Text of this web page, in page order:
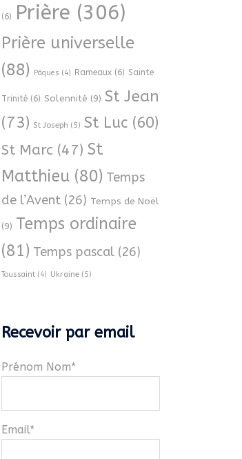
(6) Prière (306)
Prière universelle
(88)
Pâques (4) Rameaux(6) Sainte
Trinité(6) Solennité (9) St Jean
(73) St Joseph (5) St Luc(60)
St Marc (47) St
Matthieu(80) Temps
de l’Avent(26) Temps de Noël
(9) Temps ordinaire
(81) Temps pascal(26)
Toussaint(4) Ukraine(5)
Recevoir par email
Prénom Nom*
Email*